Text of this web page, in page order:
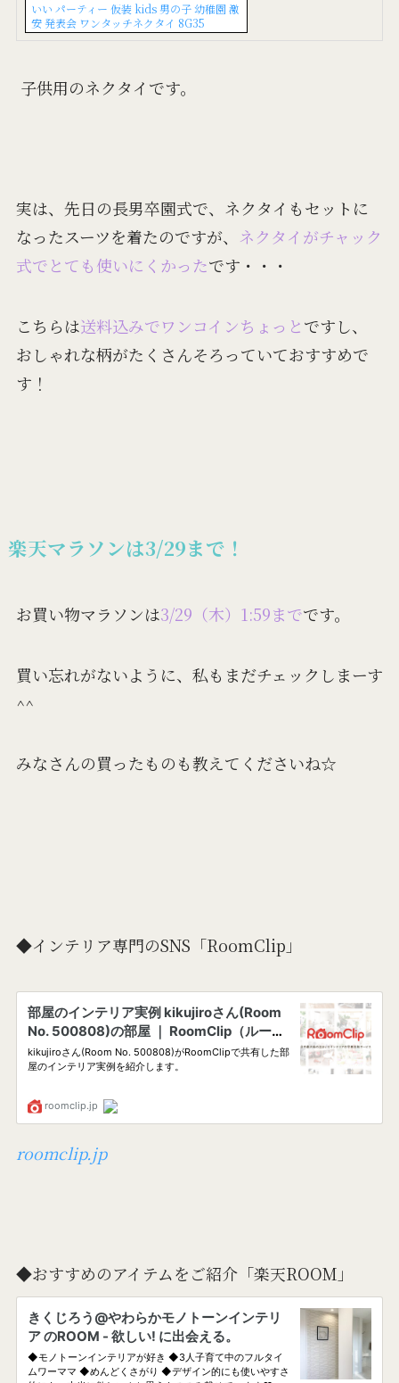
いい パーティー 仮装 kids 男の子 幼稚園 激
安 発表会 ワンタッチネクタイ 8G35
子供用のネクタイです。
実は、先日の長男卒園式で、ネクタイもセットに
なったスーツを着たのですが、 ネクタイがチャック
式でとても使いにくかったです・・・
こちらは送料込みでワンコインちょっとですし、
おしゃれな柄がたくさんそろっていておすすめで
す！
楽天マラソンは3/29まで！
お買い物マラソンは3/29（木）1:59までです。
買い忘れがないように、私もまだチェックしまーす
^^
みなさんの買ったものも教えてくださいね☆
◆インテリア専門のSNS「RoomClip」
roomclip.jp
◆おすすめのアイテムをご紹介「楽天ROOM」